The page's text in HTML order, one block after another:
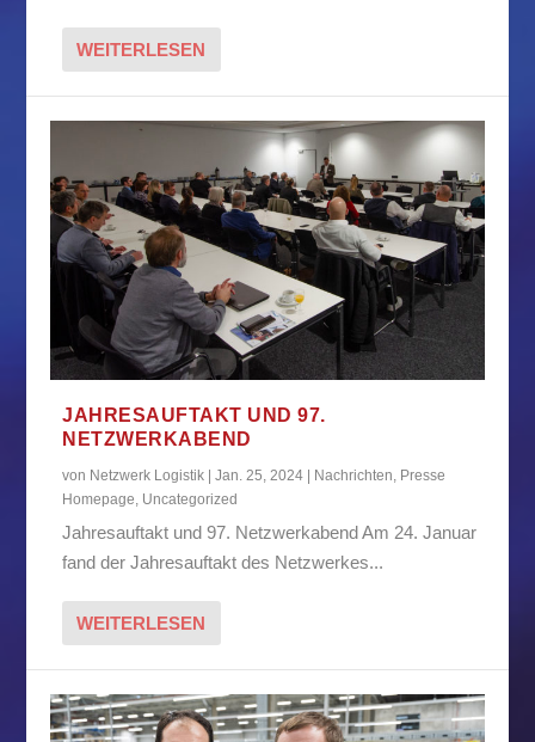
WEITERLESEN
JAHRESAUFTAKT UND 97.
NETZWERKABEND
von Netzwerk Logistik |Jan. 25, 2024 Nachrichten, Presse
Homepage, Uncategorized
Jahresauftakt und 97. Netzwerkabend Am 24. Januar
fand der Jahresauftakt des Netzwerkes...
WEITERLESEN